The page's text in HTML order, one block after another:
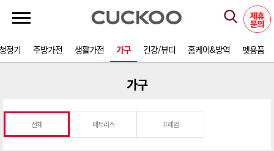
정기 주방가전 생활가전 가구 건강/뷰티 홈케어&방역 펫용품
가구
전체 매트리스 프레임